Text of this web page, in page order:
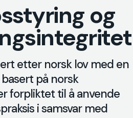
og
etter norsk lov med en
på norsk
forpliktet til å anvende
i samsvar med